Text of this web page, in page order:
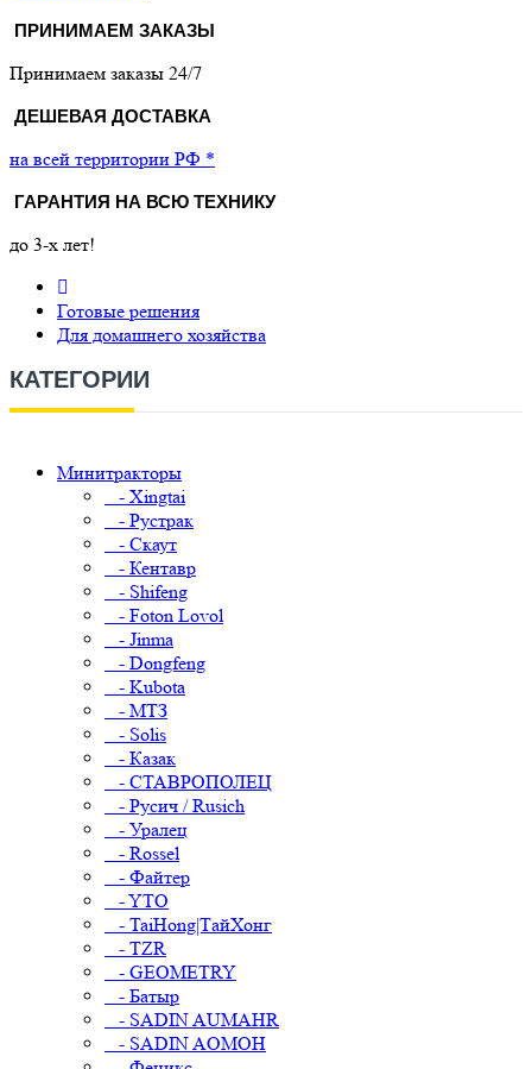
ПРИНИМАЕМ ЗАКАЗЫ
Принимаем заказы 24/7
ДЕШЕВАЯ ДОСТАВКА
на всей территории РФ *
ГАРАНТИЯ НА ВСЮ ТЕХНИКУ
до 3-х лет!
Готовые решения
Для домашнего хозяйства
КАТЕГОРИИ
Минитракторы
- Xingtai
- Рустрак
- Скаут
- Кентавр
- Shifeng
- Foton Lovol
- Jinma
- Dongfeng
- Kubota
- МТЗ
- Solis
- Казак
- СТАВРОПОЛЕЦ
- Русич / Rusich
- Уралец
- Rossel
- Файтер
- YTO
- TaiHong|ТайХонг
- TZR
- GEOMETRY
- Батыр
- SADIN AUMAHR
- SADIN AOMOH